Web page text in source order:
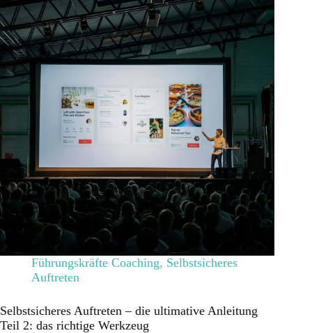
Führungskräfte Coaching, Selbstsicheres
Auftreten
Selbstsicheres Auftreten – die ultimative Anleitung
Teil 2: das richtige Werkzeug